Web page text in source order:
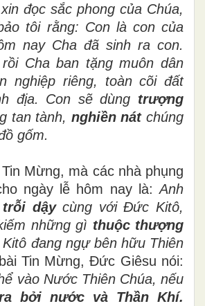
đọc sắc phong của Chúa,
tôi rằng: Con là con của
nay Cha đã sinh ra con.
rồi Cha ban tặng muôn dân
nghiệp riêng, toàn cõi đất
địa. Con sẽ dùng trượng
tan tành, nghiền nátchúng
gốm.
Mừng, mà các nhà phụng
ngày lễ hôm nay là:Anh
trỗi dậycùng với Đức Kitô,
những gì thuộc thượng
đang ngự bên hữu Thiên
Tin Mừng, Đức Giêsu nói:
vào Nước Thiên Chúa, nếu
bởi nước và Thần Khí.